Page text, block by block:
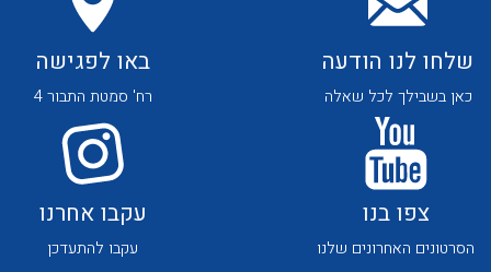
לכל מוצרי היצרן לכל מוצרי היצרן
שלחו לנו הודעה
כאן בשבילך לכל שאלה
באו לפגישה
רח' סמטת התבור 4
צפו בנו
הסרטונים האחרונים שלנו
עקבו אחרנו
עקבו להתעדכן